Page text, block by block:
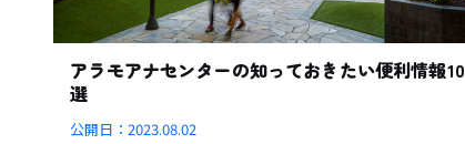
アラモアナセンターの知っておきたい便利情報10
選
公開日：2023.08.02